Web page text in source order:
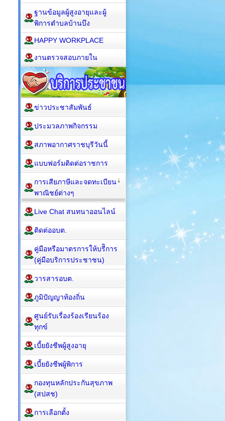
ฐานข้อมูลผู้สูงอายุและผู้
พิการตำบลบ้านบึง
HAPPY WORKPLACE
งานตรวจสอบภายใน
ข่าวประชาสัมพันธ์
ประมวลภาพกิจกรรม
สภาพอากาศราชบุรีวันนี้
แบบฟอร์มติดต่อราชการ
การเสียภาษีและจดทะเบียน
พาณิชย์ต่างๆ
Live Chat สนทนาออนไลน์
ติดต่ออบต.
คู่มือหรือมาตรการให้บรีิการ
(คู่มือบริการประชาชน)
วารสารอบต.
ภูมิปัญญาท้องถิ่น
ศูนย์รับเรื่องร้องเรียนร้อง
ทุกข์
เบี้ยยังชีพผู้สูงอายุ
เบี้ยยังชีพผู้พิการ
กองทุนหลักประกันสุขภาพ
(สปสช)
การเลือกตั้ง